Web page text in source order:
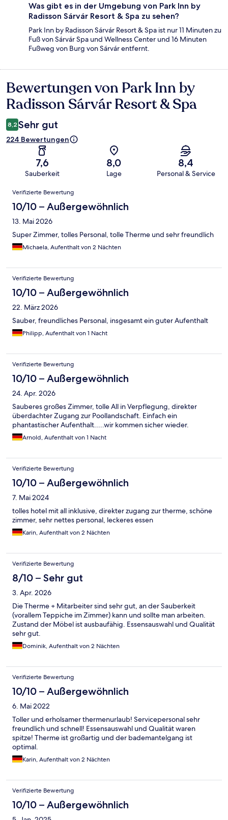
Was gibt es in der Umgebung von Park Inn by
Radisson Sárvár Resort & Spa zu sehen?
Park Inn by Radisson Sárvár Resort & Spa ist nur 11 Minuten zu
Fuß von Sárvár Spa und Wellness Center und 16 Minuten
Fußweg von Burg von Sárvár entfernt.
Bewertungen
Bewertungen von Park Inn by
Radisson Sárvár Resort & Spa
8,2 Sehr gut
224 Bewertungen
7,6
Sauberkeit
8,0
Lage
8,4
Personal & Service
Bewertungen
Verifizierte Bewertung
10/10 – Außergewöhnlich
13. Mai 2026
Super Zimmer, tolles Personal, tolle Therme und sehr freundlich
Michaela, Aufenthalt von 2 Nächten
Verifizierte Bewertung
10/10 – Außergewöhnlich
22. März 2026
Sauber, freundliches Personal, insgesamt ein guter Aufenthalt
Philipp, Aufenthalt von 1 Nacht
Verifizierte Bewertung
10/10 – Außergewöhnlich
24. Apr. 2026
Sauberes großes Zimmer, tolle All in Verpflegung, direkter
überdachter Zugang zur Poollandschaft. Einfach ein
phantastischer Aufenthalt.....wir kommen sicher wieder.
Arnold, Aufenthalt von 1 Nacht
Verifizierte Bewertung
10/10 – Außergewöhnlich
7. Mai 2024
tolles hotel mit all inklusive, direkter zugang zur therme, schöne
zimmer, sehr nettes personal, leckeres essen
Karin, Aufenthalt von 2 Nächten
Verifizierte Bewertung
8/10 – Sehr gut
3. Apr. 2026
Die Therme + Mitarbeiter sind sehr gut, an der Sauberkeit
(vorallem Teppiche im Zimmer) kann und sollte man arbeiten.
Zustand der Möbel ist ausbaufähig. Essensauswahl und Qualität
sehr gut.
Dominik, Aufenthalt von 2 Nächten
Verifizierte Bewertung
10/10 – Außergewöhnlich
6. Mai 2022
Toller und erholsamer thermenurlaub! Servicepersonal sehr
freundlich und schnell! Essensauswahl und Qualität waren
spitze! Therme ist großartig und der bademantelgang ist
optimal.
Karin, Aufenthalt von 2 Nächten
Verifizierte Bewertung
10/10 – Außergewöhnlich